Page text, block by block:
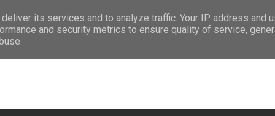
στη Σένγκεν Κορσική: Οι αυτονομιστές προειδοποιούν τους
its services and to analyze traffic. Your IP address and
and security metrics to ensure quality of service,